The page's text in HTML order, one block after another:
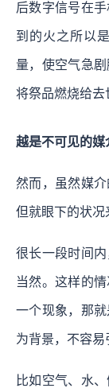
后数字信号在
到的火之所以
量，使空气急
将祭品燃烧给去
越是不可见的
然而，虽然媒
但就眼下的状况
很长一段时间
当然。这样的
一个现象，那
为背景，不容易
比如空气、水